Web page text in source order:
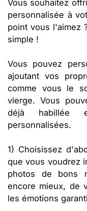
Vous souhaitez
personnalisée à
point vous l'aimez
simple !
Vous pouvez
ajoutant vos
comme vous le
vierge. Vous
déjà habillée
personnalisées.
1) Choisissez
que vous voudrez
photos de bons
encore mieux, de
les émotions